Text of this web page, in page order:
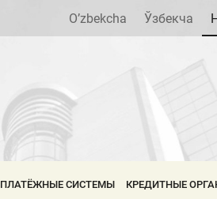
O’zbekcha Ўзбекча
ПЛАТЁЖНЫЕ СИСТЕМЫ КРЕДИТНЫЕ